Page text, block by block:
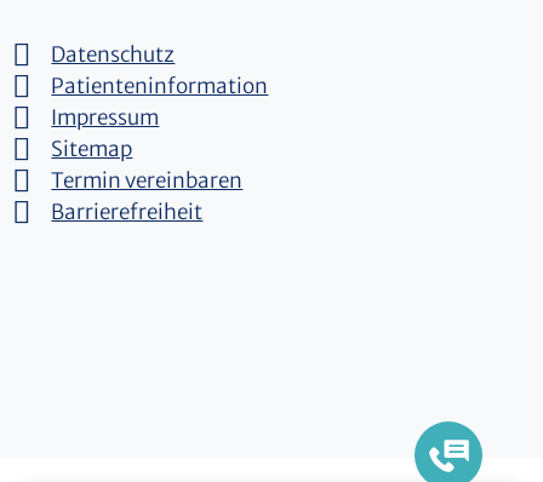
Datenschutz
Patienteninformation
Impressum
Sitemap
Termin vereinbaren
Barrierefreiheit